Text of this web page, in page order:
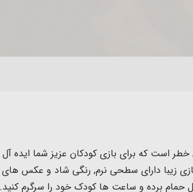
است که برای بازی کودکان عزیز شما ایده
اسباب بازی زیبا دارای سطحی نرم, رنگی شاد و
حمام برده و ساعت ها کودک خود را سرگرم کنید.